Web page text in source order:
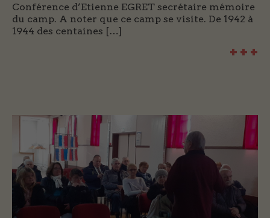
Conférence d’Etienne EGRET secrétaire mémoire
du camp. A noter que ce camp se visite. De 1942 à
1944 des centaines […]
+ + +